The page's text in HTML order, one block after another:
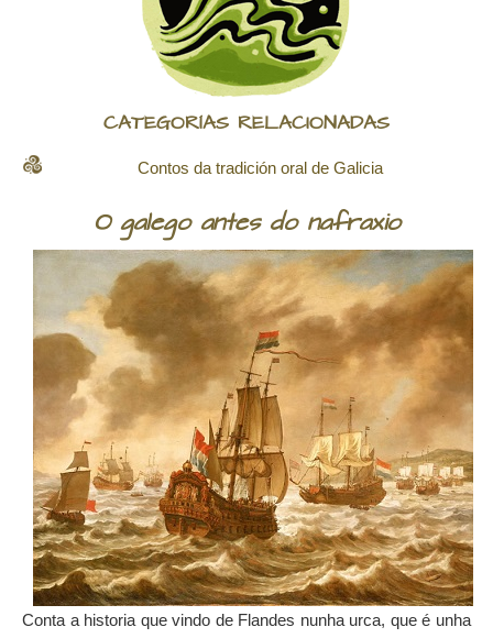
CATEGORÍAS RELACIONADAS
Contos da tradición oral de Galicia
O galego antes do nafraxio
Conta a historia que vindo de Flandes nunha urca, que é unha